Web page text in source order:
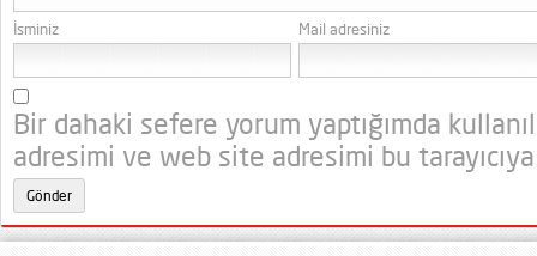
İsminiz Mail adresiniz
Bir dahaki sefere yorum yaptığımda
adresimi ve web site adresimi bu